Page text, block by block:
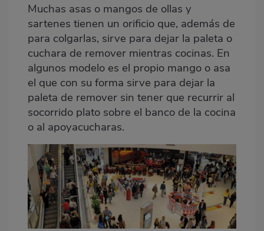
Muchas asas o mangos de ollas y
sartenes tienen un orificio que, además de
para colgarlas, sirve para dejar la paleta o
cuchara de remover mientras cocinas. En
algunos modelo es el propio mango o asa
el que con su forma sirve para dejar la
paleta de remover sin tener que recurrir al
socorrido plato sobre el banco de la cocina
o al apoyacucharas.